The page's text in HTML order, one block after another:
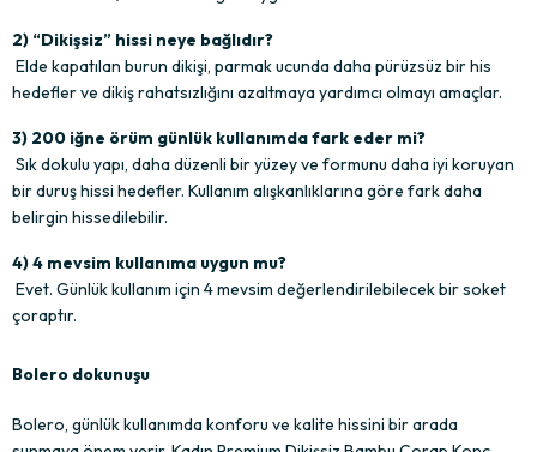
2) “Dikişsiz” hissi neye bağlıdır?
Elde kapatılan burun dikişi, parmak ucunda daha pürüzsüz bir his
hedefler ve dikiş rahatsızlığını azaltmaya yardımcı olmayı amaçlar.
3) 200 iğne örüm günlük kullanımda fark eder mi?
Sık dokulu yapı, daha düzenli bir yüzey ve formunu daha iyi koruyan
bir duruş hissi hedefler. Kullanım alışkanlıklarına göre fark daha
belirgin hissedilebilir.
4) 4 mevsim kullanıma uygun mu?
Evet. Günlük kullanım için 4 mevsim değerlendirilebilecek bir soket
çoraptır.
Bolero dokunuşu
Bolero, günlük kullanımda konforu ve kalite hissini bir arada